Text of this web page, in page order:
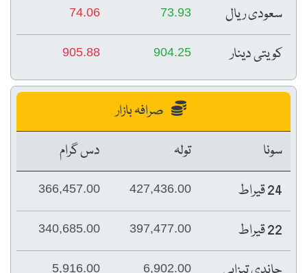
سعودی ریال 73.93
74.06
کویتی دینار 904.25
905.88
صرافہ بازار
سونا
تولہ
دس گرام
24 قیراط
427,436.00
366,457.00
22 قیراط 397,477.00
340,685.00
6,902.00
5,916.00